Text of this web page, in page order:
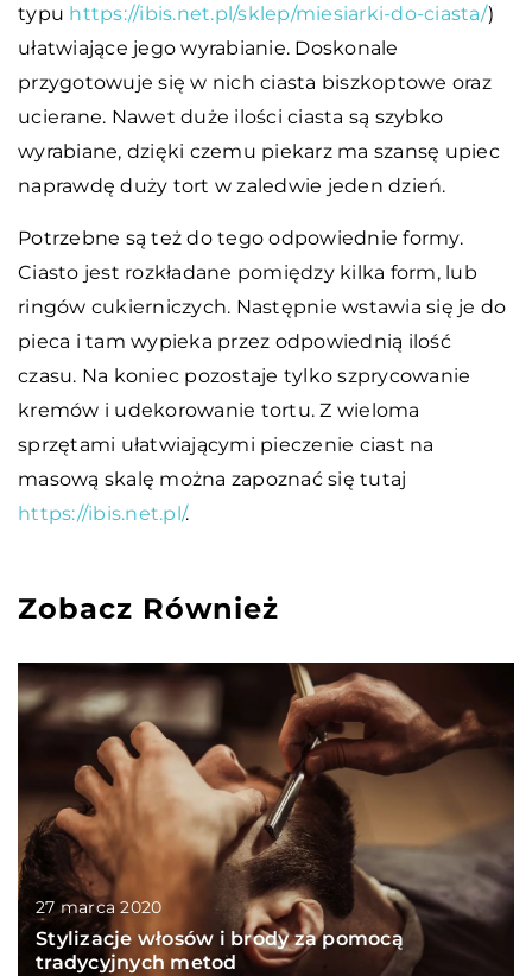
typu https://ibis.net.pl/sklep/miesiarki-do-ciasta/)
ułatwiające jego wyrabianie. Doskonale
przygotowuje się w nich ciasta biszkoptowe oraz
ucierane. Nawet duże ilości ciasta są szybko
wyrabiane, dzięki czemu piekarz ma szansę upiec
naprawdę duży tort w zaledwie jeden dzień.
Potrzebne są też do tego odpowiednie formy.
Ciasto jest rozkładane pomiędzy kilka form, lub
ringów cukierniczych. Następnie wstawia się je do
pieca i tam wypieka przez odpowiednią ilość
czasu. Na koniec pozostaje tylko szprycowanie
kremów i udekorowanie tortu. Z wieloma
sprzętami ułatwiającymi pieczenie ciast na
masową skalę można zapoznać się tutaj
https://ibis.net.pl/.
Zobacz Również
27 marca 2020
Stylizacje włosów i brody za pomocą
tradycyjnych metod